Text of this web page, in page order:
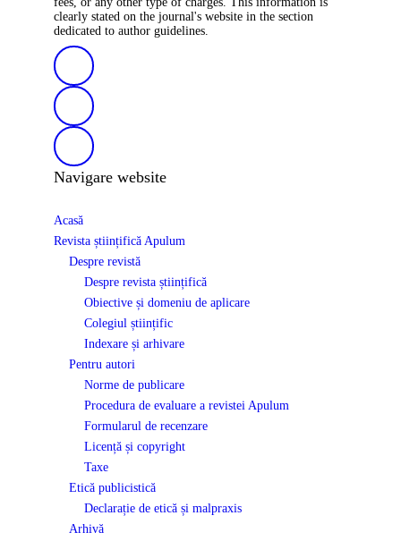
clearly stated on the journal's website in the section
dedicated to author guidelines.
Navigare website
Acasă
Revista științifică Apulum
Despre revistă
Despre revista științifică
Obiective și domeniu de aplicare
Colegiul științific
Indexare și arhivare
Pentru autori
Norme de publicare
Procedura de evaluare a revistei Apulum
Formularul de recenzare
Licență și copyright
Taxe
Etică publicistică
Declarație de etică și malpraxis
Arhivă